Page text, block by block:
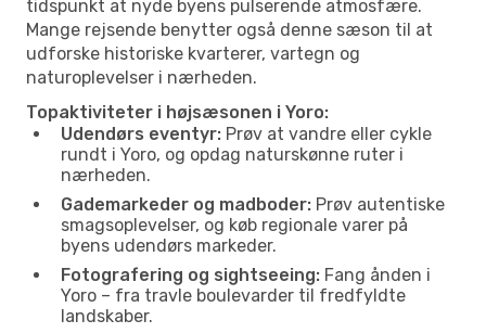
tidspunkt at nyde byens pulserende atmosfære.
Mange rejsende benytter også denne sæson til at
udforske historiske kvarterer, vartegn og
naturoplevelser i nærheden.
Topaktiviteter i højsæsonen i Yoro:
Udendørs eventyr: Prøv at vandre eller cykle
rundt i Yoro, og opdag naturskønne ruter i
nærheden.
Gademarkeder og madboder: Prøv autentiske
smagsoplevelser, og køb regionale varer på
byens udendørs markeder.
Fotografering og sightseeing: Fang ånden i
Yoro – fra travle boulevarder til fredfyldte
landskaber.